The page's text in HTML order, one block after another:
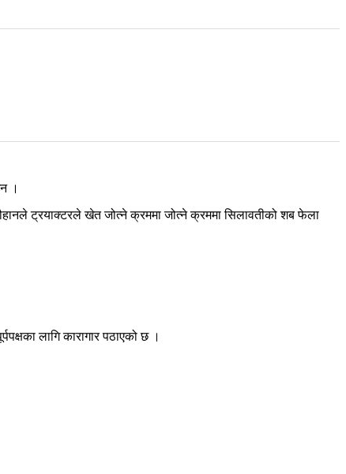
।
ट्रयाक्टरले खेत जोत्ने क्रममा जोत्ने क्रममा सिलावतीको शब फेला
लागि कारागार पठाएको छ ।